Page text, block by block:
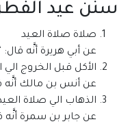
سنن عيد
صلاة صلاة العيد
عن أبي هريرة أنَّه
الأكل قبل الخروج الي
عن أنس بن مالك أنَّه
الذهاب الي صلاة
عن جابر بن سمرة أنَّه